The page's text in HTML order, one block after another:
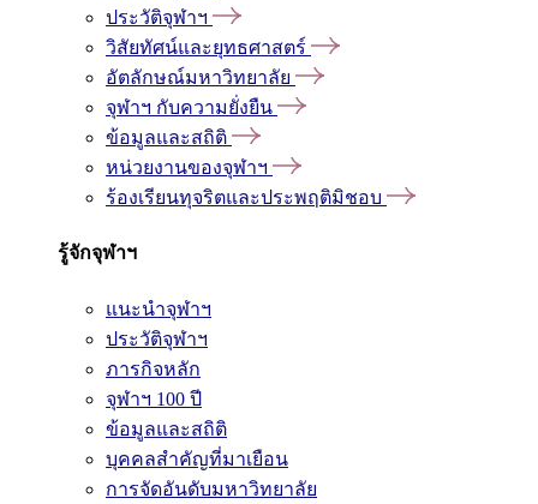
ประวัติจุฬาฯ
วิสัยทัศน์และยุทธศาสตร์
อัตลักษณ์มหาวิทยาลัย
จุฬาฯ กับความยั่งยืน
ข้อมูลและสถิติ
หน่วยงานของจุฬาฯ
ร้องเรียนทุจริตและประพฤติมิชอบ
รู้จักจุฬาฯ
แนะนำจุฬาฯ
ประวัติจุฬาฯ
ภารกิจหลัก
จุฬาฯ 100 ปี
ข้อมูลและสถิติ
บุคคลสำคัญที่มาเยือน
การจัดอันดับมหาวิทยาลัย